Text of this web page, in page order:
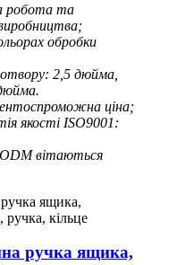
робота та
обробки
2,5 дюйма,
ціна;
якості ISO9001:
вітаються
ручка ящика,